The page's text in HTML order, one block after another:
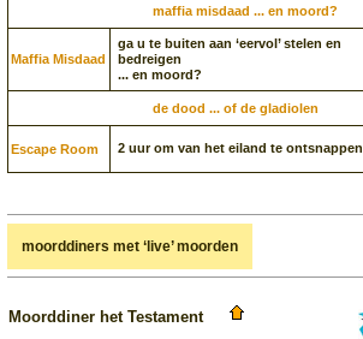
maffia misdaad ... en moord?
Maffia Misdaad
ga u te buiten aan ‘eervol’ stelen en
bedreigen
... en moord?
de dood ... of de gladiolen
Escape Room 2 uur om van het eiland te ontsnappen
moorddiners met ‘live’ moorden
Moorddiner het Testament